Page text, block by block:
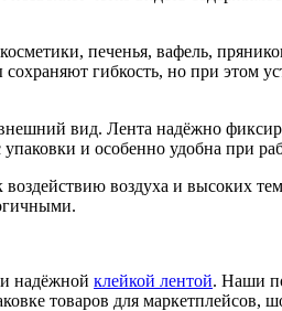
печенья, вафель,
гибкость, но при этом
вид. Лента надёжно
и особенно удобна при
воздуха и высоких
надёжной клейкой лентой. Наши
товаров для маркетплейсов,